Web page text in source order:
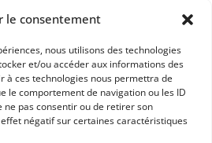
le consentement
nous utilisons des technologies
et/ou accéder aux informations des
à ces technologies nous permettra de
le comportement de navigation ou les ID
ne pas consentir ou de retirer son
négatif sur certaines caractéristiques
nucléaire